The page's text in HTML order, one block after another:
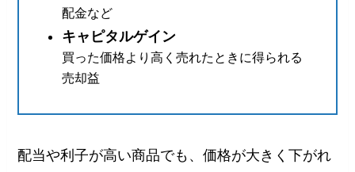
配金など
キャピタルゲイン
買った価格より高く売れたときに得られる
売却益
配当や利子が高い商品でも、価格が大きく下がれ